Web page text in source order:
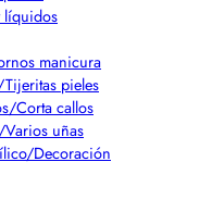
líquidos
manicura
pieles
Corta callos
uñas
Decoración